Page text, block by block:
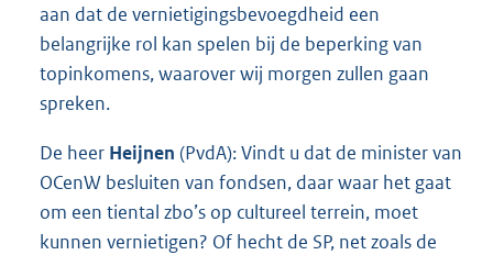
aan dat de vernietigingsbevoegdheid een
belangrijke rol kan spelen bij de beperking van
topinkomens, waarover wij morgen zullen gaan
spreken.
De heer Heijnen (PvdA): Vindt u dat de minister van
OCenW besluiten van fondsen, daar waar het gaat
om een tiental zbo’s op cultureel terrein, moet
kunnen vernietigen? Of hecht de SP, net zoals de